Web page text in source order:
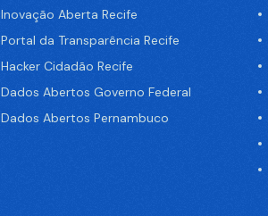
Inovação Aberta Recife
Portal da Transparência Recife
Hacker Cidadão Recife
Dados Abertos Governo Federal
Dados Abertos Pernambuco